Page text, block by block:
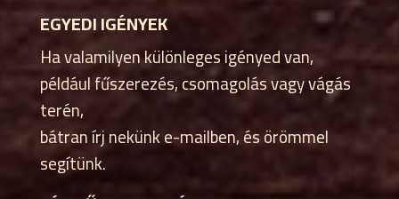
EGYEDI IGÉNYEK
Ha valamilyen különleges igényed van,
például fűszerezés, csomagolás vagy vágás
terén,
bátran írj nekünk e-mailben, és örömmel
segítünk.